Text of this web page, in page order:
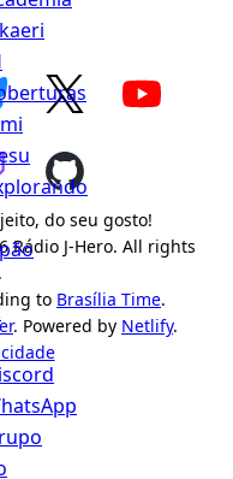
do seu gosto!
Rádio J-Hero. All rights
to Brasília Time.
. Powered by Netlify.